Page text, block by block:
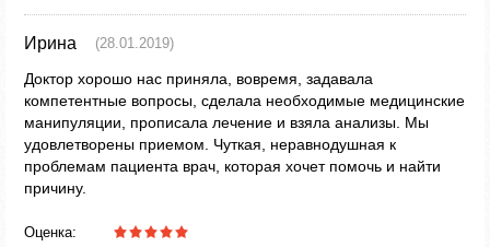
Ирина (28.01.2019)
Доктор хорошо нас приняла, вовремя, задавала
компетентные вопросы, сделала необходимые медицинские
манипуляции, прописала лечение и взяла анализы. Мы
удовлетворены приемом. Чуткая, неравнодушная к
проблемам пациента врач, которая хочет помочь и найти
причину.
Оценка: